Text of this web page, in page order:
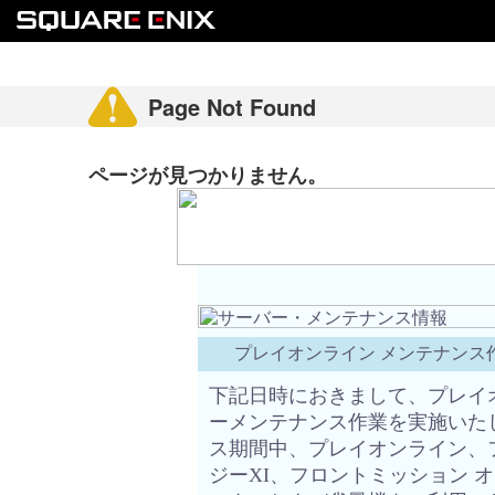
プレイオンライン メンテナンス
下記日時におきまして、プレ
ーメンテナンス作業を実施い
ス期間中、プレイオンライン
ジーXI、フロントミッション